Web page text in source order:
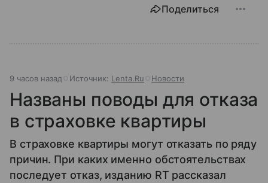
Поделиться
9 часов назад Источник: Lenta.Ru Новости
Названы поводы для отказа
в страховке квартиры
В страховке квартиры могут отказать по ряду
причин. При каких именно обстоятельствах
последует отказ, изданию RT рассказал